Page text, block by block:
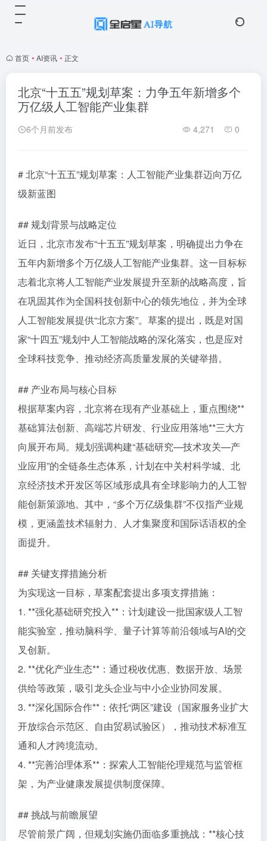
首页 • AI资讯 • 正文
北京“十五五”规划草案：力争五年新增多个
万亿级人工智能产业集群
6个月前发布 4,271 0
# 北京“十五五”规划草案：人工智能产业集群迈向万亿
级新蓝图
## 规划背景与战略定位
近日，北京市发布“十五五”规划草案，明确提出力争在
五年内新增多个万亿级人工智能产业集群。这一目标标
志着北京将人工智能产业发展提升至新的战略高度，旨
在巩固其作为全国科技创新中心的领先地位，并为全球
人工智能发展提供“北京方案”。草案的提出，既是对国
家“十四五”规划中人工智能战略的深化落实，也是应对
全球科技竞争、推动经济高质量发展的关键举措。
## 产业布局与核心目标
根据草案内容，北京将在现有产业基础上，重点围绕**
基础算法创新、高端芯片研发、行业应用落地**三大方
向展开布局。规划强调构建“基础研究—技术攻关—产
业应用”的全链条生态体系，计划在中关村科学城、北
京经济技术开发区等区域形成具有全球影响力的人工智
能创新策源地。其中，“多个万亿级集群”不仅指产业规
模，更涵盖技术辐射力、人才集聚度和国际话语权的全
面提升。
## 关键支撑措施分析
为实现这一目标，草案配套提出多项支撑措施：
1. **强化基础研究投入**：计划建设一批国家级人工智
能实验室，推动脑科学、量子计算等前沿领域与AI的交
叉创新。
2. **优化产业生态**：通过税收优惠、数据开放、场景
供给等政策，吸引龙头企业与中小企业协同发展。
3. **深化国际合作**：依托“两区”建设（国家服务业扩大
开放综合示范区、自由贸易试验区），推动技术标准互
通和人才跨境流动。
4. **完善治理体系**：探索人工智能伦理规范与监管框
架，为产业健康发展提供制度保障。
## 挑战与前瞻展望
尽管前景广阔，但规划实施仍面临多重挑战：**核心技